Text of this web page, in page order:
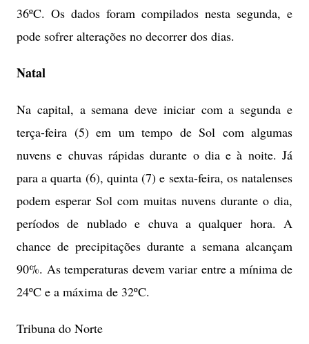
36ºC. Os dados foram compilados nesta segunda, e
pode sofrer alterações no decorrer dos dias.
Natal
Na capital, a semana deve iniciar com a segunda e
terça-feira (5) em um tempo de Sol com algumas
nuvens e chuvas rápidas durante o dia e à noite. Já
para a quarta (6), quinta (7) e sexta-feira, os natalenses
podem esperar Sol com muitas nuvens durante o dia,
períodos de nublado e chuva a qualquer hora. A
chance de precipitações durante a semana alcançam
90%. As temperaturas devem variar entre a mínima de
24ºC e a máxima de 32ºC.
Tribuna do Norte